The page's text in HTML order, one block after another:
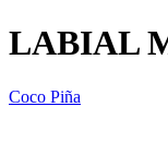
LABIAL
Coco Piña